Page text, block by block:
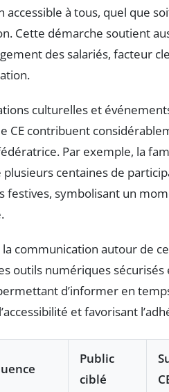
à tous, quel que
Cette démarche soutient
des salariés, facteur
culturelles et
CE contribuent
Par exemple, la
plusieurs centaines de
festives, symbolisant un
communication autour de
outils numériques sécurisés
d’informer en
et favorisant
Public
ciblé